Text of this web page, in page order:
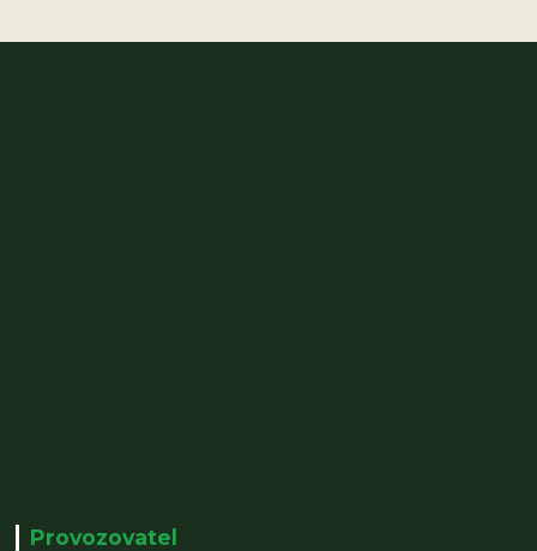
Provozovatel